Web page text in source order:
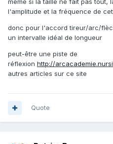
même si la taille ne fait pas tout,
l'amplitude et la fréquence de
donc pour l'accord tireur/arc/
un intervalle idéal de longueur
peut-être une piste de
réflexion http://
autres articles sur ce site
Quote